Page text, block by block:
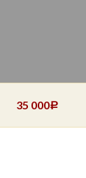
35 000Р